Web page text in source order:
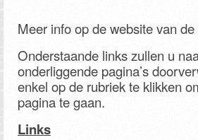
Meer info op de website van de
Onderstaande links zullen u
onderliggende pagina’s
enkel op de rubriek te klikken
pagina te gaan.
Links